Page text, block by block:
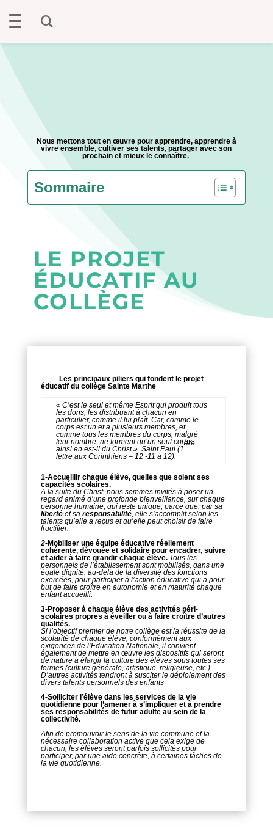
Nous mettons tout en œuvre pour apprendre, apprendre à
vivre ensemble, cultiver ses talents, partager avec son
prochain et mieux le connaître.
Sommaire
LE PROJET
ÉDUCATIF AU
COLLÈGE
Les principaux piliers qui fondent le projet
éducatif du collège Sainte Marthe
« C’est le seul et même Esprit qui produit tous
les dons, les distribuant à chacun en
particulier, comme il lui plaît. Car, comme le
corps est un et a plusieurs membres, et
comme tous les membres du corps, malgré
leur nombre, ne forment qu’un seul corps,
ainsi en est-il du Christ ». Saint Paul (1
ère
lettre aux Corinthiens – 12 -11 à 12).
1-Accueillir chaque élève, quelles que soient ses
capacités scolaires.
A la suite du Christ, nous sommes invités à poser un
regard animé d’une profonde bienveillance, sur chaque
personne humaine, qui reste unique, parce que, par sa
libertéet sa responsabilité, elle s’accomplit selon les
talents qu’elle a reçus et qu’elle peut choisir de faire
fructifier.
2-Mobiliser une équipe éducative réellement
cohérente, dévouée et solidaire pour encadrer, suivre
et aider à faire grandir chaque élève. Tous les
personnels de l’établissement sont mobilisés, dans une
égale dignité, au-delà de la diversité des fonctions
exercées, pour participer à l’action éducative qui a pour
but de faire croître en autonomie et en maturité chaque
enfant accueilli.
3-Proposer à chaque élève des activités péri-
scolaires propres à éveiller ou à faire croître d’autres
qualités.
Si l’objectif premier de notre collège est la réussite de la
scolarité de chaque élève, conformément aux
exigences de l’Education Nationale, il convient
également de mettre en œuvre les dispositifs qui seront
de nature à élargir la culture des élèves sous toutes ses
formes (culture générale, artistique, religieuse, etc.).
D’autres activités tendront à susciter le déploiement des
divers talents personnels des enfants
4-Solliciter l’élève dans les services de la vie
quotidienne pour l’amener à s’impliquer et à prendre
ses responsabilités de futur adulte au sein de la
collectivité.
Afin de promouvoir le sens de la vie commune et la
nécessaire collaboration active que cela exige de
chacun, les élèves seront parfois sollicités pour
participer, par une aide concrète, à certaines tâches de
la vie quotidienne.